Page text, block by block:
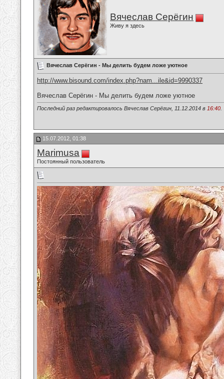
Вячеслав Серёгин
Живу я здесь
Вячеслав Серёгин - Мы делить будем ложе уютное
http://www.bisound.com/index.php?nam...ile&id=9990337
Вячеслав Серёгин - Мы делить будем ложе уютное
Последний раз редактировалось Вячеслав Серёгин, 11.12.2014 в 16:40
15.07.2012, 01:38
Marimusa
Постоянный пользователь